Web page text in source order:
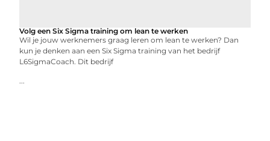
Volg een Six Sigma training om lean te werken
Wil je jouw werknemers graag leren om lean te werken? Dan
kun je denken aan een Six Sigma training van het bedrijf
L6SigmaCoach. Dit bedrijf
...